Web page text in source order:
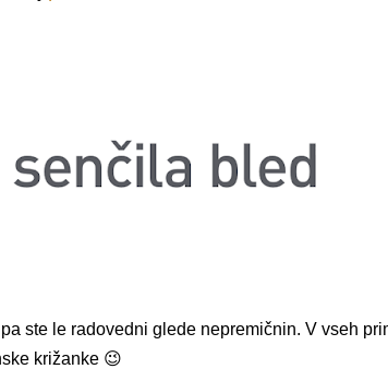
ste le radovedni glede nepremičnin. V vseh
križanke 😉